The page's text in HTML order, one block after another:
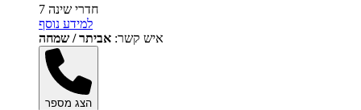
7 חדרי שינה
למידע נוסף
איש קשר: אביתר / שמחה
הצג מספר